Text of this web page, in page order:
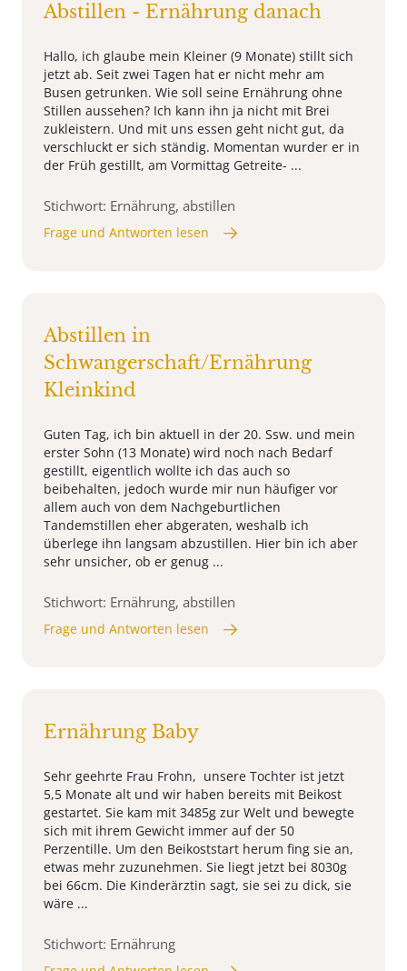
Abstillen - Ernährung danach
Hallo, ich glaube mein Kleiner (9 Monate) stillt sich
jetzt ab. Seit zwei Tagen hat er nicht mehr am
Busen getrunken. Wie soll seine Ernährung ohne
Stillen aussehen? Ich kann ihn ja nicht mit Brei
zukleistern. Und mit uns essen geht nicht gut, da
verschluckt er sich ständig. Momentan wurder er in
der Früh gestillt, am Vormittag Getreite- ...
Stichwort: Ernährung, abstillen
Frage und Antworten lesen
Abstillen in
Schwangerschaft/Ernährung
Kleinkind
Guten Tag, ich bin aktuell in der 20. Ssw. und mein
erster Sohn (13 Monate) wird noch nach Bedarf
gestillt, eigentlich wollte ich das auch so
beibehalten, jedoch wurde mir nun häufiger vor
allem auch von dem Nachgeburtlichen
Tandemstillen eher abgeraten, weshalb ich
überlege ihn langsam abzustillen. Hier bin ich aber
sehr unsicher, ob er genug ...
Stichwort: Ernährung, abstillen
Frage und Antworten lesen
Ernährung Baby
Sehr geehrte Frau Frohn, unsere Tochter ist jetzt
5,5 Monate alt und wir haben bereits mit Beikost
gestartet. Sie kam mit 3485g zur Welt und bewegte
sich mit ihrem Gewicht immer auf der 50
Perzentille. Um den Beikoststart herum fing sie an,
etwas mehr zuzunehmen. Sie liegt jetzt bei 8030g
bei 66cm. Die Kinderärztin sagt, sie sei zu dick, sie
wäre ...
Stichwort: Ernährung